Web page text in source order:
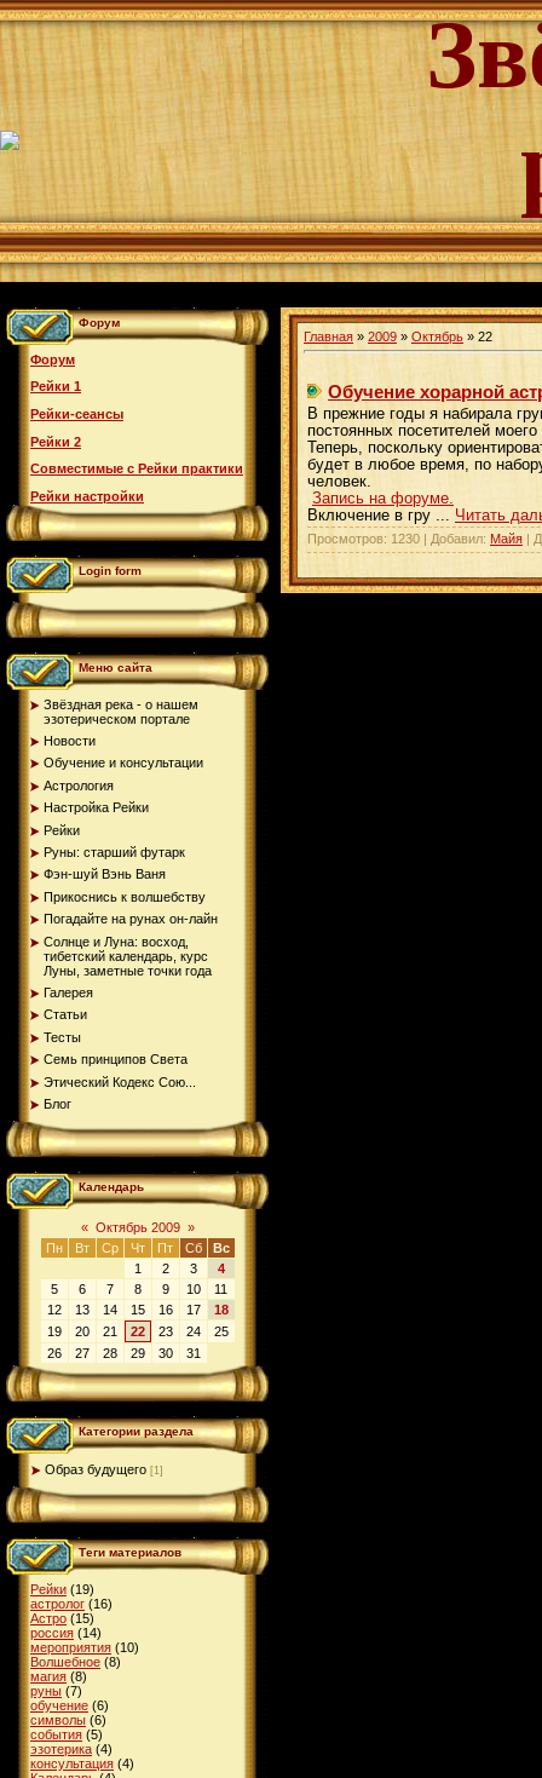
Форум
Форум
Рейки 1
Рейки-сеансы
Рейки 2
Совместимые с Рейки практики
Рейки настройки
Login form
Меню сайта
Звёздная река - о нашем
эзотерическом портале
Новости
Обучение и консультации
Астрология
Настройка Рейки
Рейки
Руны: старший футарк
Фэн-шуй Вэнь Ваня
Прикоснись к волшебству
Погадайте на рунах oн-лайн
Солнце и Луна: восход,
тибетский календарь, курс
Луны, заметные точки года
Галерея
Статьи
Тесты
Семь принципов Света
Этический Кодекс Сою...
Блог
Календарь
« Октябрь 2009 »
Пн
Вт Ср Чт Пт Сб
Вс
1
2 3
4
5
6 7 8 9 10
11
12
13 14 15 16 17
18
19
20 21 22 23 24
25
26
27 28 29 30 31
Категории раздела
Образ будущего [1]
Теги материалов
Рейки (19)
астролог (16)
Астро (15)
россия (14)
мероприятия (10)
Волшебное (8)
магия (8)
руны (7)
обучение (6)
символы (6)
события (5)
эзотерика (4)
консультация (4)
Главная » 2009 » Октябрь » 22
Обучение хорарной
В прежние годы я набирала
постоянных посетителей
Теперь, поскольку
будет в любое время, по
человек.
Запись на форуме.
Включение в гру ... Читать
Просмотров: 1230 | Добавил: Майя |